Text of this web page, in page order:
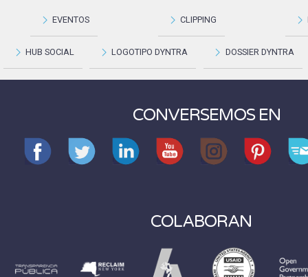
EVENTOS CLIPPING
HUB SOCIAL LOGOTIPO DYNTRA DOSSIER DYNTRA
CONVERSEMOS EN
COLABORAN